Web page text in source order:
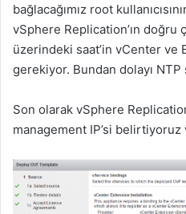
bağlacağımız root
vSphere Replication’ın doğru
üzerindeki saat’in vCenter ve
gerekiyor. Bundan dolayı
Son olarak vSphere
management IP’si